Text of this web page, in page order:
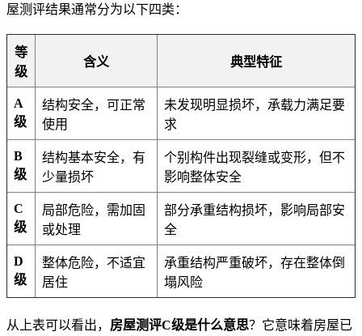
屋测评结果通常分为以下四类：
等
级
含义 典型特征
A
级
结构安全，可正常
使用
未发现明显损坏，承载力满足要
求
B
级
结构基本安全，有
少量损坏
个别构件出现裂缝或变形，但不
影响整体安全
C
级
局部危险，需加固
或处理
部分承重结构损坏，影响局部安
全
D
级
整体危险，不适宜
居住
承重结构严重破坏，存在整体倒
塌风险
从上表可以看出， 房屋测评C级是什么意思？它意味着房屋已